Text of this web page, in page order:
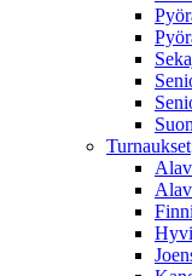
Turnaukset